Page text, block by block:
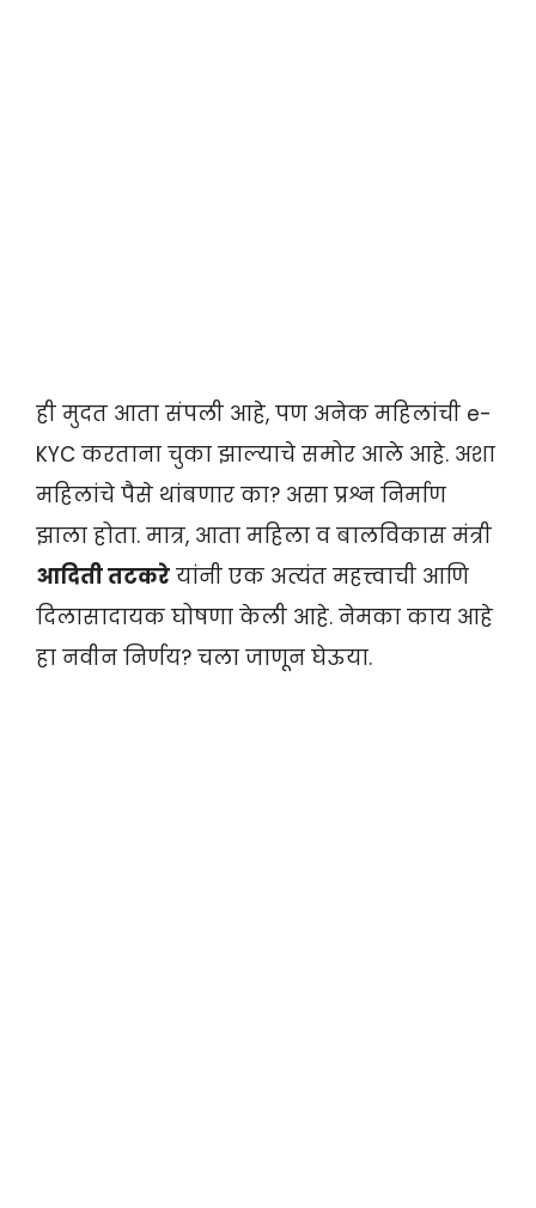
ही मुदत आता संपली आहे, पण अनेक महिलांची e-
KYC करताना चुका झाल्याचे समोर आले आहे. अशा
महिलांचे पैसे थांबणार का? असा प्रश्न निर्माण
झाला होता. मात्र, आता महिला व बालविकास मंत्री
आदिती तटकरे यांनी एक अत्यंत महत्त्वाची आणि
दिलासादायक घोषणा केली आहे. नेमका काय आहे
हा नवीन निर्णय? चला जाणून घेऊया.